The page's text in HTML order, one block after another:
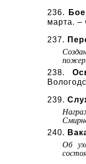
236.
марта. –
237.
238.
239.
240.
Об